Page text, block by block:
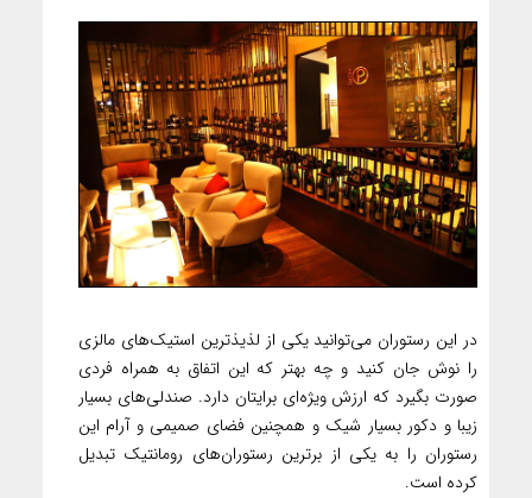
در این رستوران می‌توانید یکی از لذیذترین استیک‌های مالزی
را نوش جان کنید و چه بهتر که این اتفاق به همراه فردی
صورت بگیرد که ارزش ویژه‌ای برایتان دارد. صندلی‌های بسیار
زیبا و دکور بسیار شیک و همچنین فضای صمیمی و آرام این
رستوران را به یکی از برترین رستوران‌های رومانتیک تبدیل
کرده است.